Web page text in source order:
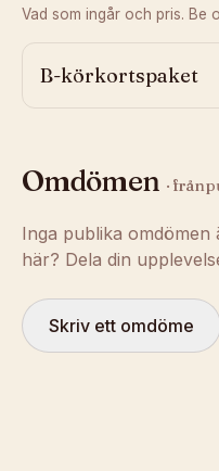
Vad som ingår och pris. Be
B-körkortspaket
Omdömen · från
Inga publika
här? Dela din
Skriv ett omdöme